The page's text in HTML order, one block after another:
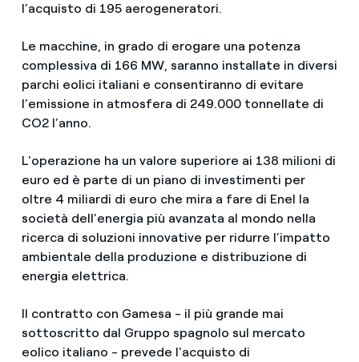
l’acquisto di 195 aerogeneratori.
Le macchine, in grado di erogare una potenza
complessiva di 166 MW, saranno installate in diversi
parchi eolici italiani e consentiranno di evitare
l’emissione in atmosfera di 249.000 tonnellate di
CO2 l’anno.
L'operazione ha un valore superiore ai 138 milioni di
euro ed è parte di un piano di investimenti per
oltre 4 miliardi di euro che mira a fare di Enel la
società dell’energia più avanzata al mondo nella
ricerca di soluzioni innovative per ridurre l’impatto
ambientale della produzione e distribuzione di
energia elettrica.
Il contratto con Gamesa - il più grande mai
sottoscritto dal Gruppo spagnolo sul mercato
eolico italiano - prevede l'acquisto di